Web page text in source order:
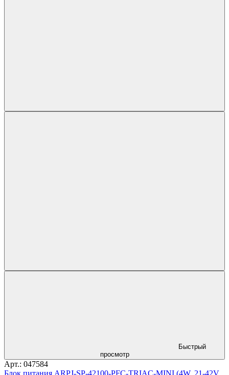
Быстрый
просмотр
Арт.: 047584
Блок питания ARPJ-SP-42100-PFC-TRIAC-MINI (4W, 21-42V,